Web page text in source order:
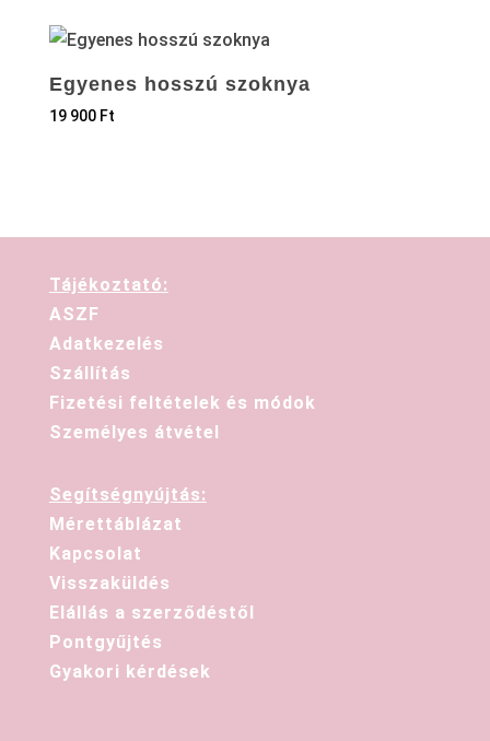
Egyenes hosszú szoknya
19 900 Ft
Tájékoztató:
ASZF
Adatkezelés
Szállítás
Fizetési feltételek és módok
Személyes átvétel
Segítségnyújtás:
Mérettáblázat
Kapcsolat
Visszaküldés
Elállás a szerződéstől
Pontgyűjtés
Gyakori kérdések